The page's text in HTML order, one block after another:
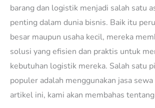
barang dan logistik menjadi salah satu
penting dalam dunia bisnis. Baik itu
besar maupun usaha kecil, mereka
solusi yang efisien dan praktis untuk
kebutuhan logistik mereka. Salah satu
populer adalah menggunakan jasa
artikel ini, kami akan membahas